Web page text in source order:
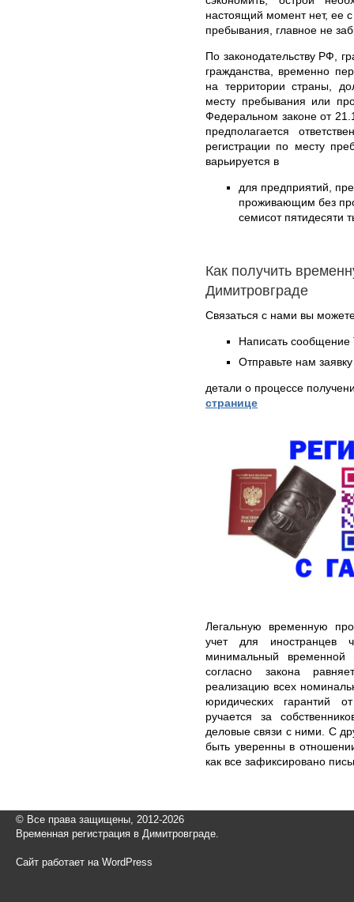
настоящий момент нет, ее
пребывания, главное не
По законодательству РФ,
гражданства, временно
на территории страны,
месту пребывания или
Федеральном законе от
предполагается
регистрации по месту
варьируется в
для предприятий,
проживающим без
семисот пятидесяти
Как получить
Димитровграде
Связаться с нами вы
Написать
Отправьте нам
детали о процессе
странице
Легальную временную
учет для
минимальный
согласно закона
реализацию всех
юридических гарантий
ручается за
деловые связи с ними. С
быть уверенны в
как все зафиксировано
© Все права защищены, 2012-2026
Временная регистрация в Димитровграде.
Сайт работает на WordPress